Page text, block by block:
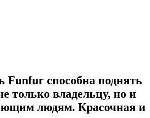
Funfur способна поднять
только владельцу, но и
людям. Красочная и